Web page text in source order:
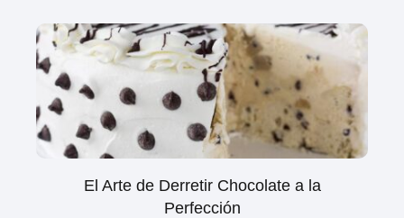
El Arte de Derretir Chocolate a la
Perfección